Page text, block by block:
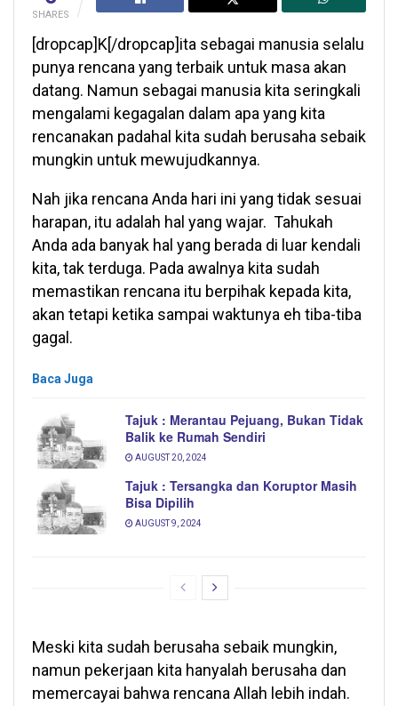
SHARES
[dropcap]K[/dropcap]ita sebagai manusia selalu
punya rencana yang terbaik untuk masa akan
datang. Namun sebagai manusia kita seringkali
mengalami kegagalan dalam apa yang kita
rencanakan padahal kita sudah berusaha sebaik
mungkin untuk mewujudkannya.
Nah jika rencana Anda hari ini yang tidak sesuai
harapan, itu adalah hal yang wajar. Tahukah
Anda ada banyak hal yang berada di luar kendali
kita, tak terduga. Pada awalnya kita sudah
memastikan rencana itu berpihak kepada kita,
akan tetapi ketika sampai waktunya eh tiba-tiba
gagal.
Baca Juga
Tajuk : Merantau Pejuang, Bukan Tidak
Balik ke Rumah Sendiri
AUGUST 20, 2024
Tajuk : Tersangka dan Koruptor Masih
Bisa Dipilih
AUGUST 9, 2024
Meski kita sudah berusaha sebaik mungkin,
namun pekerjaan kita hanyalah berusaha dan
memercayai bahwa rencana Allah lebih indah.